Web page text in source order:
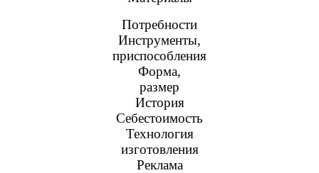
Потребности
Инструменты,
приспособления
Форма,
размер
История
Себестоимость
Технология
изготовления
Реклама